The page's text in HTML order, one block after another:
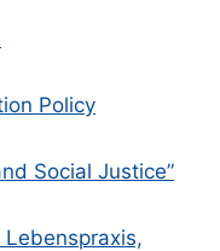
Policy
Social Justice”
Lebenspraxis,